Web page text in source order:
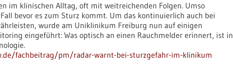
im klinischen Alltag, oft mit weitreichenden Folgen. Umso
bevor es zum Sturz kommt. Um das kontinuierlich auch bei
wurde am Uniklinikum Freiburg nun auf einigen
eingeführt: Was optisch an einen Rauchmelder erinnert, ist in
fachbeitrag/pm/radar-warnt-bei-sturzgefahr-im-klinikum